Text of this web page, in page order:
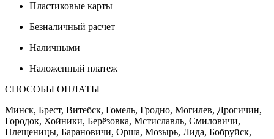
Пластиковые карты
Безналичный расчет
Наличными
Наложенный платеж
СПОСОБЫ ОПЛАТЫ
Минск, Брест, Витебск, Гомель, Гродно, Могилев, Дрогичин,
Городок, Хойники, Берёзовка, Мстиславль, Смиловичи,
Плещеницы, Барановичи, Орша, Мозырь, Лида, Бобруйск,